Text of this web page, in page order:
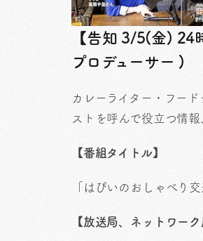
【告知 3/5(金) 24
プロデューサー )
カレーライター・フー
ストを呼んで役立つ情
【番組タイトル】
「はぴいのおしゃべり交
【放送局、ネットワーク